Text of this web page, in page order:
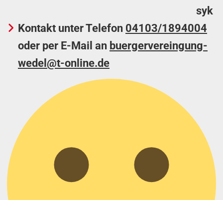
syk
Kontakt unter Telefon 04103/1894004
oder per E-Mail an buergervereingung-
wedel@t-online.de